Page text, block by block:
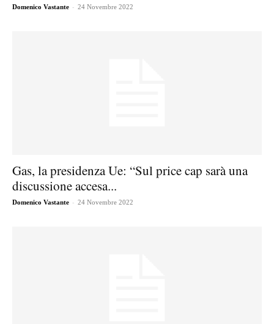
Domenico Vastante - 24 Novembre 2022
Gas, la presidenza Ue: “Sul price cap sarà una
discussione accesa...
Domenico Vastante - 24 Novembre 2022